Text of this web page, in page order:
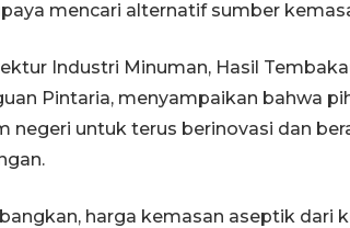
mencari alternatif sumber
Industri Minuman, Hasil
Pintaria, menyampaikan bahwa
negeri untuk terus berinovasi dan
harga kemasan aseptik dari